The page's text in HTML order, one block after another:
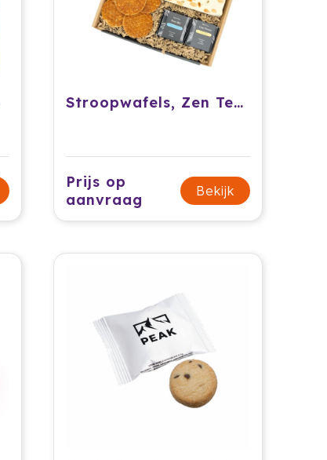
Stroopwafels, Zen Tea & Noga box
Prijs op
aanvraag
Bekijk